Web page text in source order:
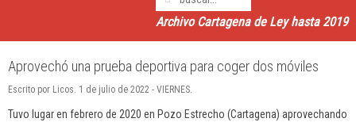
Archivo Cartagena de Ley hasta 2019
Aprovechó una prueba deportiva para coger dos móviles
Escrito por Licos. 1 de julio de 2022 - VIERNES.
Tuvo lugar en febrero de 2020 en Pozo Estrecho (Cartagena) aprovechando